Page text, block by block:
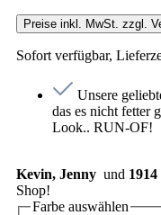
Preise inkl. MwSt. zzgl.
Sofort verfügbar,
Unsere
das es nicht fetter
Look.. RUN-OF!
Kevin, Jenny und 1914
Shop!
Farbe auswählen